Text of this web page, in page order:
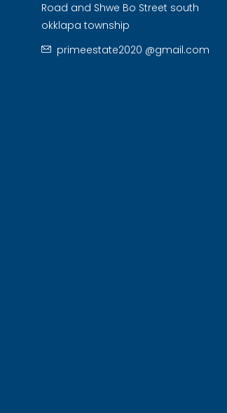
Road and Shwe Bo Street south
okklapa township
primeestate2020 @gmail.com